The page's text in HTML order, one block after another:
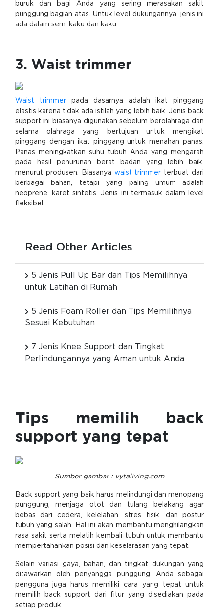
buruk dan bagi Anda yang sering merasakan sakit
punggung bagian atas. Untuk level dukungannya, jenis ini
ada dalam semi kaku dan kaku.
3. Waist trimmer
Waist trimmerpada dasarnya adalah ikat pinggang
elastis karena tidak ada istilah yang lebih baik. Jenis back
support ini biasanya digunakan sebelum berolahraga dan
selama olahraga yang bertujuan untuk mengikat
pinggang dengan ikat pinggang untuk menahan panas.
Panas meningkatkan suhu tubuh Anda yang mengarah
pada hasil penurunan berat badan yang lebih baik,
menurut produsen. Biasanya waist trimmer terbuat dari
berbagai bahan, tetapi yang paling umum adalah
neoprene, karet sintetis. Jenis ini termasuk dalam level
fleksibel.
Read Other Articles
5 Jenis Pull Up Bar dan Tips Memilihnya
untuk Latihan di Rumah
5 Jenis Foam Roller dan Tips Memilihnya
Sesuai Kebutuhan
7 Jenis Knee Support dan Tingkat
Perlindungannya yang Aman untuk Anda
Tips memilih back
support yang tepat
Sumber gambar : vytaliving.com
Back support yang baik harus melindungi dan menopang
punggung, menjaga otot dan tulang belakang agar
bebas dari cedera, kelelahan, stres fisik, dan postur
tubuh yang salah. Hal ini akan membantu menghilangkan
rasa sakit serta melatih kembali tubuh untuk membantu
mempertahankan posisi dan keselarasan yang tepat.
Selain variasi gaya, bahan, dan tingkat dukungan yang
ditawarkan oleh penyangga punggung, Anda sebagai
pengguna juga harus memiliki cara yang tepat untuk
memilih back support dari fitur yang disediakan pada
setiap produk.